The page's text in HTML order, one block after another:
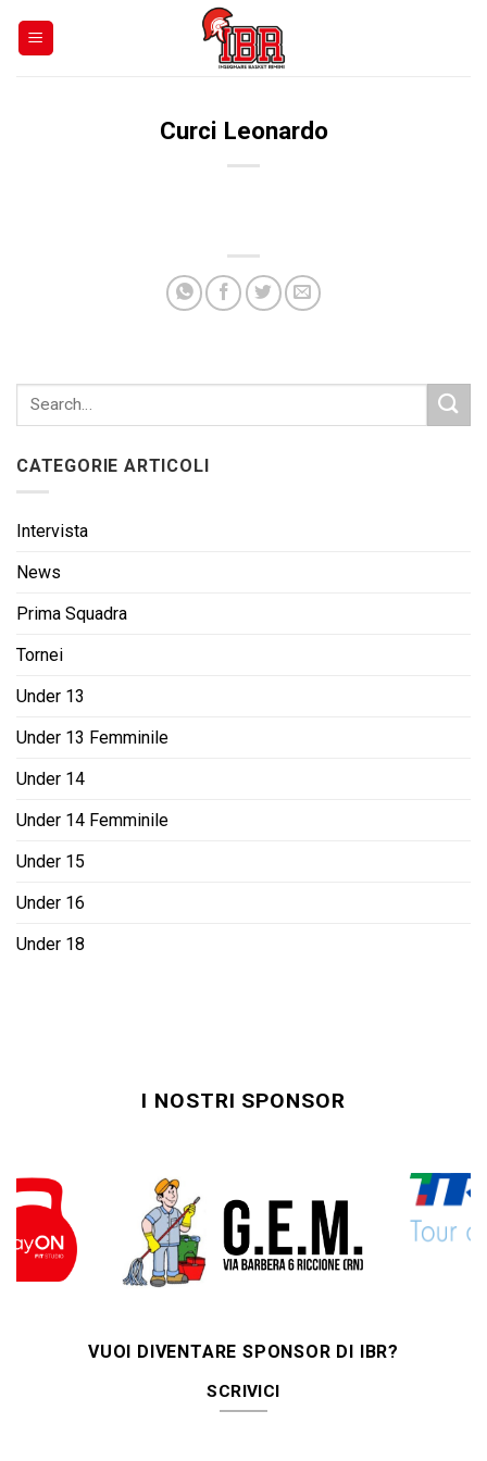
Curci Leonardo
CATEGORIE ARTICOLI
Intervista
News
Prima Squadra
Tornei
Under 13
Under 13 Femminile
Under 14
Under 14 Femminile
Under 15
Under 16
Under 18
I NOSTRI SPONSOR
VUOI DIVENTARE SPONSOR DI IBR?
SCRIVICI